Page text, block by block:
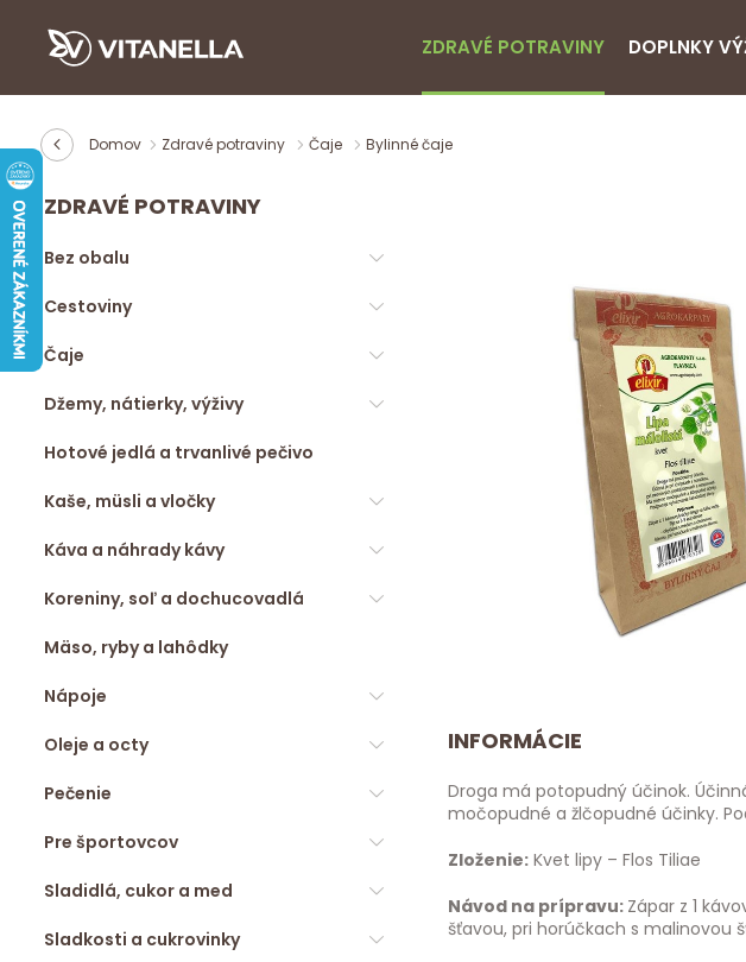
ZDRAVÉ POTRAVINY DOPLNKY
Domov Zdravé potraviny Čaje Bylinné čaje
ZDRAVÉ POTRAVINY
Bez obalu
Cestoviny
Čaje
Džemy, nátierky, výživy
Hotové jedlá a trvanlivé pečivo
Kaše, müsli a vločky
Káva a náhrady kávy
Koreniny, soľ a dochucovadlá
Mäso, ryby a lahôdky
Nápoje
Oleje a octy
Pečenie
Pre športovcov
Sladidlá, cukor a med
Sladkosti a cukrovinky
INFORMÁCIE
Droga má potopudný účinok.
močopudné a žlčopudné účinky.
Zloženie: Kvet lipy – Flos Tiliae
Návod na prípravu: Zápar z 1
šťavou, pri horúčkach s malinovou